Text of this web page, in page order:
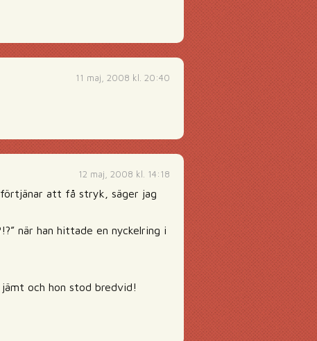
11 maj, 2008 kl. 20:40
12 maj, 2008 kl. 14:18
förtjänar att få stryk, säger jag
när han hittade en nyckelring i
och hon stod bredvid!